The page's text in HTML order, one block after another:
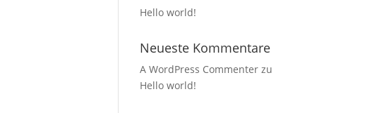
Hello world!
Neueste Kommentare
A WordPress Commenter zu
Hello world!